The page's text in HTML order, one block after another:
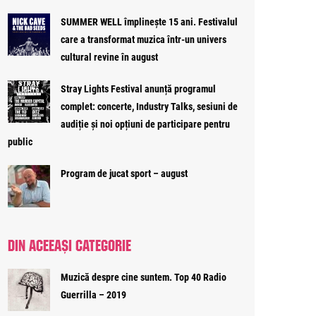
SUMMER WELL împlinește 15 ani. Festivalul
care a transformat muzica într-un univers
cultural revine în august
Stray Lights Festival anunță programul
complet: concerte, Industry Talks, sesiuni de
audiție și noi opțiuni de participare pentru
public
Program de jucat sport – august
DIN ACEEAȘI CATEGORIE
Muzică despre cine suntem. Top 40 Radio
Guerrilla – 2019